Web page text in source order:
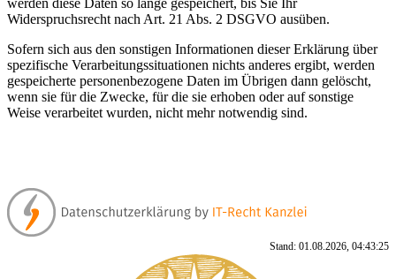
werden diese Daten so lange gespeichert, bis Sie Ihr
Widerspruchsrecht nach Art. 21 Abs. 2 DSGVO ausüben.
Sofern sich aus den sonstigen Informationen dieser Erklärung über
spezifische Verarbeitungssituationen nichts anderes ergibt, werden
gespeicherte personenbezogene Daten im Übrigen dann gelöscht,
wenn sie für die Zwecke, für die sie erhoben oder auf sonstige
Weise verarbeitet wurden, nicht mehr notwendig sind.
Stand: 01.08.2026, 04:43:25